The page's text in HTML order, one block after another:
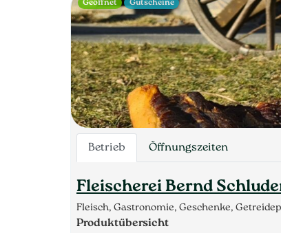
Betrieb Öffnungszeiten
Fleischerei Bernd
Fleisch, Gastronomie, Geschenke,
Produktübersicht
Geöffnet Gutscheine